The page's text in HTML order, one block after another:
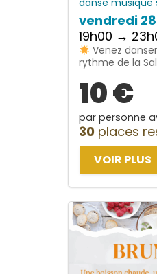
danse musique
vendredi
19h00 →
Venez
rythme de la
10 €
par personne
30 places
VOIR PLUS